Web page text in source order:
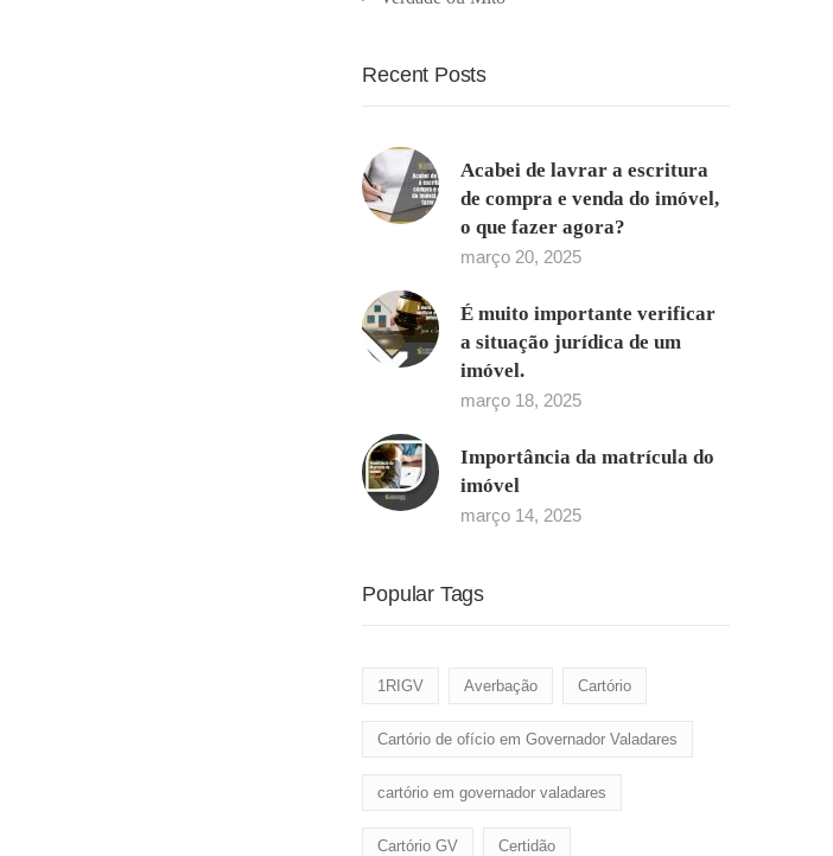
Recent Posts
Acabei de lavrar a escritura
de compra e venda do imóvel,
o que fazer agora?
março 20, 2025
É muito importante verificar
a situação jurídica de um
imóvel.
março 18, 2025
Importância da matrícula do
imóvel
março 14, 2025
Popular Tags
1RIGV Averbação Cartório
Cartório de ofício em Governador Valadares
cartório em governador valadares
Cartório GV Certidão